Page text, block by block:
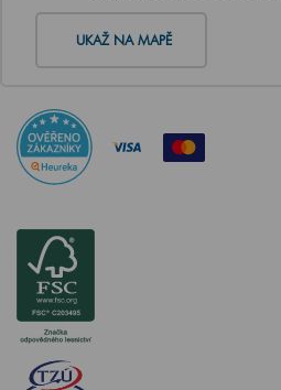
UKAŽ NA MAPĚ